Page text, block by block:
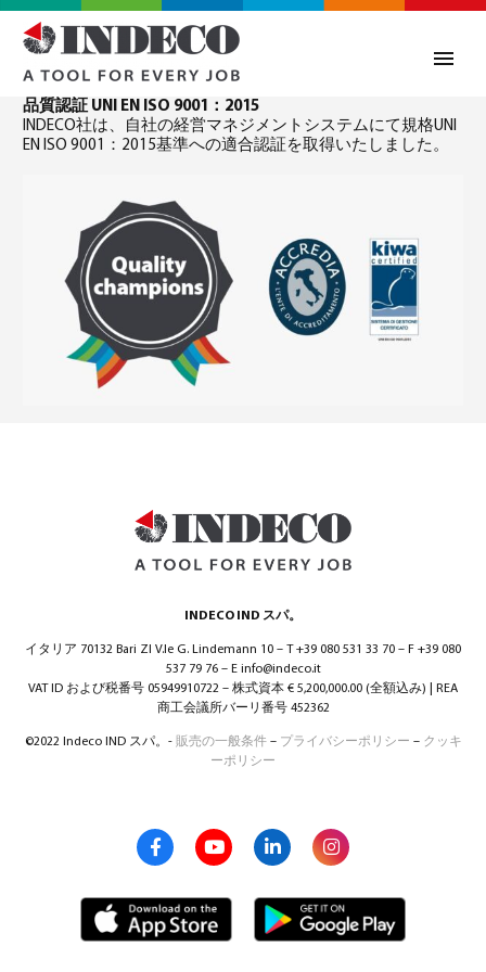
日本語)
品質認証 UNI EN ISO 9001：2015
INDECO社は、自社の経営マネジメントシステムにて規格UNI
EN ISO 9001：2015基準への適合認証を取得いたしました。
INDECO IND スパ。
イタリア 70132 Bari ZI V.le G. Lindemann 10 – T +39 080 531 33 70 – F +39 080
537 79 76 – E info@indeco.it
VAT ID および税番号 05949910722 – 株式資本 € 5,200,000.00 (全額込み) | REA
商工会議所バーリ番号 452362
©2022 Indeco IND スパ。- 販売の一般条件– プライバシーポリシー – クッキ
ーポリシー